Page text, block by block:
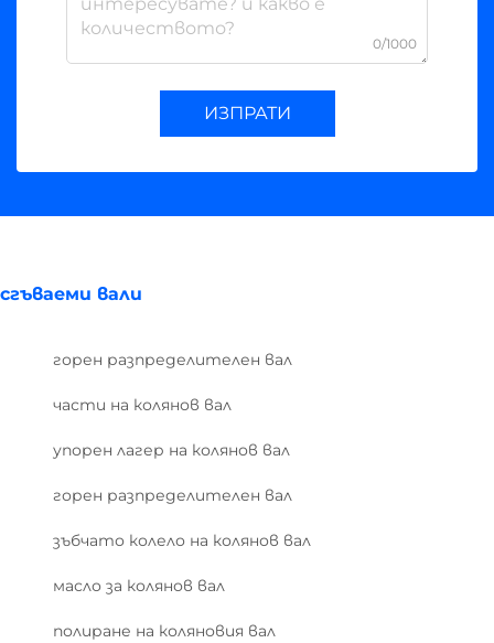
0/1000
ИЗПРАТИ
сгъваеми вали
горен разпределителен вал
части на колянов вал
упорен лагер на колянов вал
горен разпределителен вал
зъбчато колело на колянов вал
масло за колянов вал
полиране на коляновия вал